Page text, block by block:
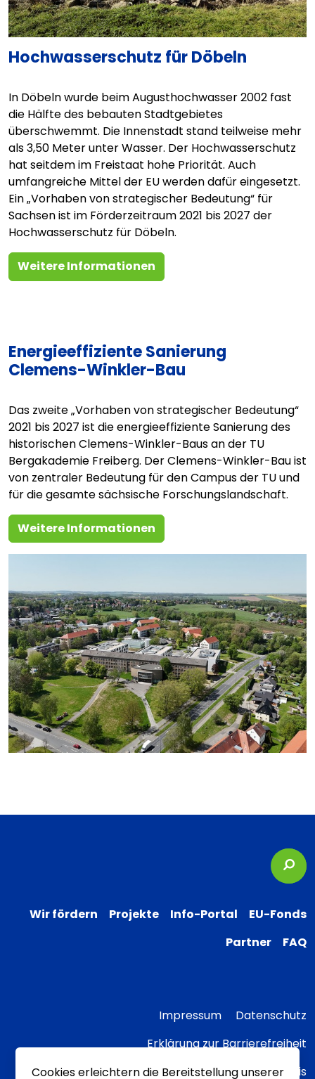
Hochwasserschutz für Döbeln
In Döbeln wurde beim Augusthochwasser 2002 fast
die Hälfte des bebauten Stadtgebietes
überschwemmt. Die Innenstadt stand teilweise mehr
als 3,50 Meter unter Wasser. Der Hochwasserschutz
hat seitdem im Freistaat hohe Priorität. Auch
umfangreiche Mittel der EU werden dafür eingesetzt.
Ein „Vorhaben von strategischer Bedeutung“ für
Sachsen ist im Förderzeitraum 2021 bis 2027 der
Hochwasserschutz für Döbeln.
Weitere Informationen
Energieeffiziente Sanierung
Clemens-Winkler-Bau
Das zweite „Vorhaben von strategischer Bedeutung“
2021 bis 2027 ist die energieeffiziente Sanierung des
historischen Clemens-Winkler-Baus an der TU
Bergakademie Freiberg. Der Clemens-Winkler-Bau ist
von zentraler Bedeutung für den Campus der TU und
für die gesamte sächsische Forschungslandschaft.
Weitere Informationen
Wir fördern Projekte Info-Portal
EU-Fonds
Partner
FAQ
Impressum
Datenschutz
Erklärung zur Barrierefreiheit
Transparenzhinweis
Cookies erleichtern die Bereitstellung unserer